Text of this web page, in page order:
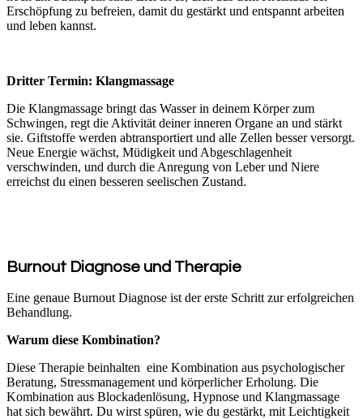
Erschöpfung zu befreien, damit du gestärkt und entspannt arbeiten
und leben kannst.
Dritter Termin: Klangmassage
Die Klangmassage bringt das Wasser in deinem Körper zum
Schwingen, regt die Aktivität deiner inneren Organe an und stärkt
sie. Giftstoffe werden abtransportiert und alle Zellen besser versorgt.
Neue Energie wächst, Müdigkeit und Abgeschlagenheit
verschwinden, und durch die Anregung von Leber und Niere
erreichst du einen besseren seelischen Zustand.
Burnout Diagnose und Therapie
Eine genaue Burnout Diagnose ist der erste Schritt zur erfolgreichen
Behandlung.
Warum diese Kombination?
Diese Therapie beinhalten eine Kombination aus psychologischer
Beratung, Stressmanagement und körperlicher Erholung. Die
Kombination aus Blockadenlösung, Hypnose und Klangmassage
hat sich bewährt. Du wirst spüren, wie du gestärkt, mit Leichtigkeit